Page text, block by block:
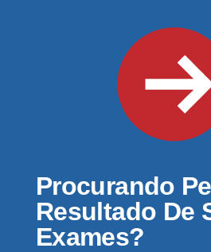
Procurando
Resultado De
Exames?